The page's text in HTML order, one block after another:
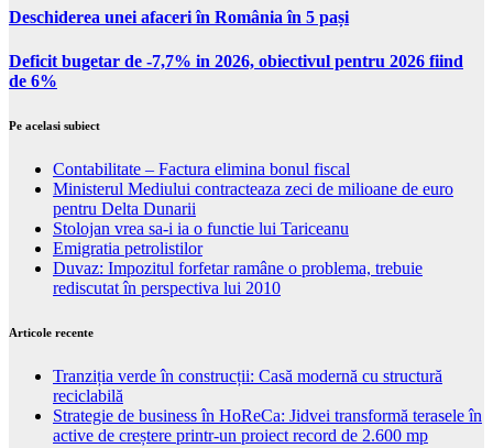
Deschiderea unei afaceri în România în 5 pași
Deficit bugetar de -7,7% in 2026, obiectivul pentru 2026 fiind
de 6%
Pe acelasi subiect
Contabilitate – Factura elimina bonul fiscal
Ministerul Mediului contracteaza zeci de milioane de euro
pentru Delta Dunarii
Stolojan vrea sa-i ia o functie lui Tariceanu
Emigratia petrolistilor
Duvaz: Impozitul forfetar ramâne o problema, trebuie
rediscutat în perspectiva lui 2010
Articole recente
Tranziția verde în construcții: Casă modernă cu structură
reciclabilă
Strategie de business în HoReCa: Jidvei transformă terasele în
active de creștere printr-un proiect record de 2.600 mp